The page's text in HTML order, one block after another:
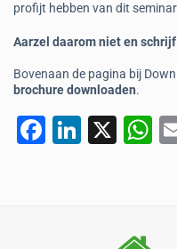
profijt hebben van dit
Aarzel daarom niet en
Bovenaan de pagina bij
brochure downloaden.
F
Li
X
W